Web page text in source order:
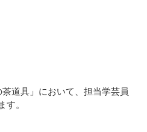
道具」において、担当学芸員
す。